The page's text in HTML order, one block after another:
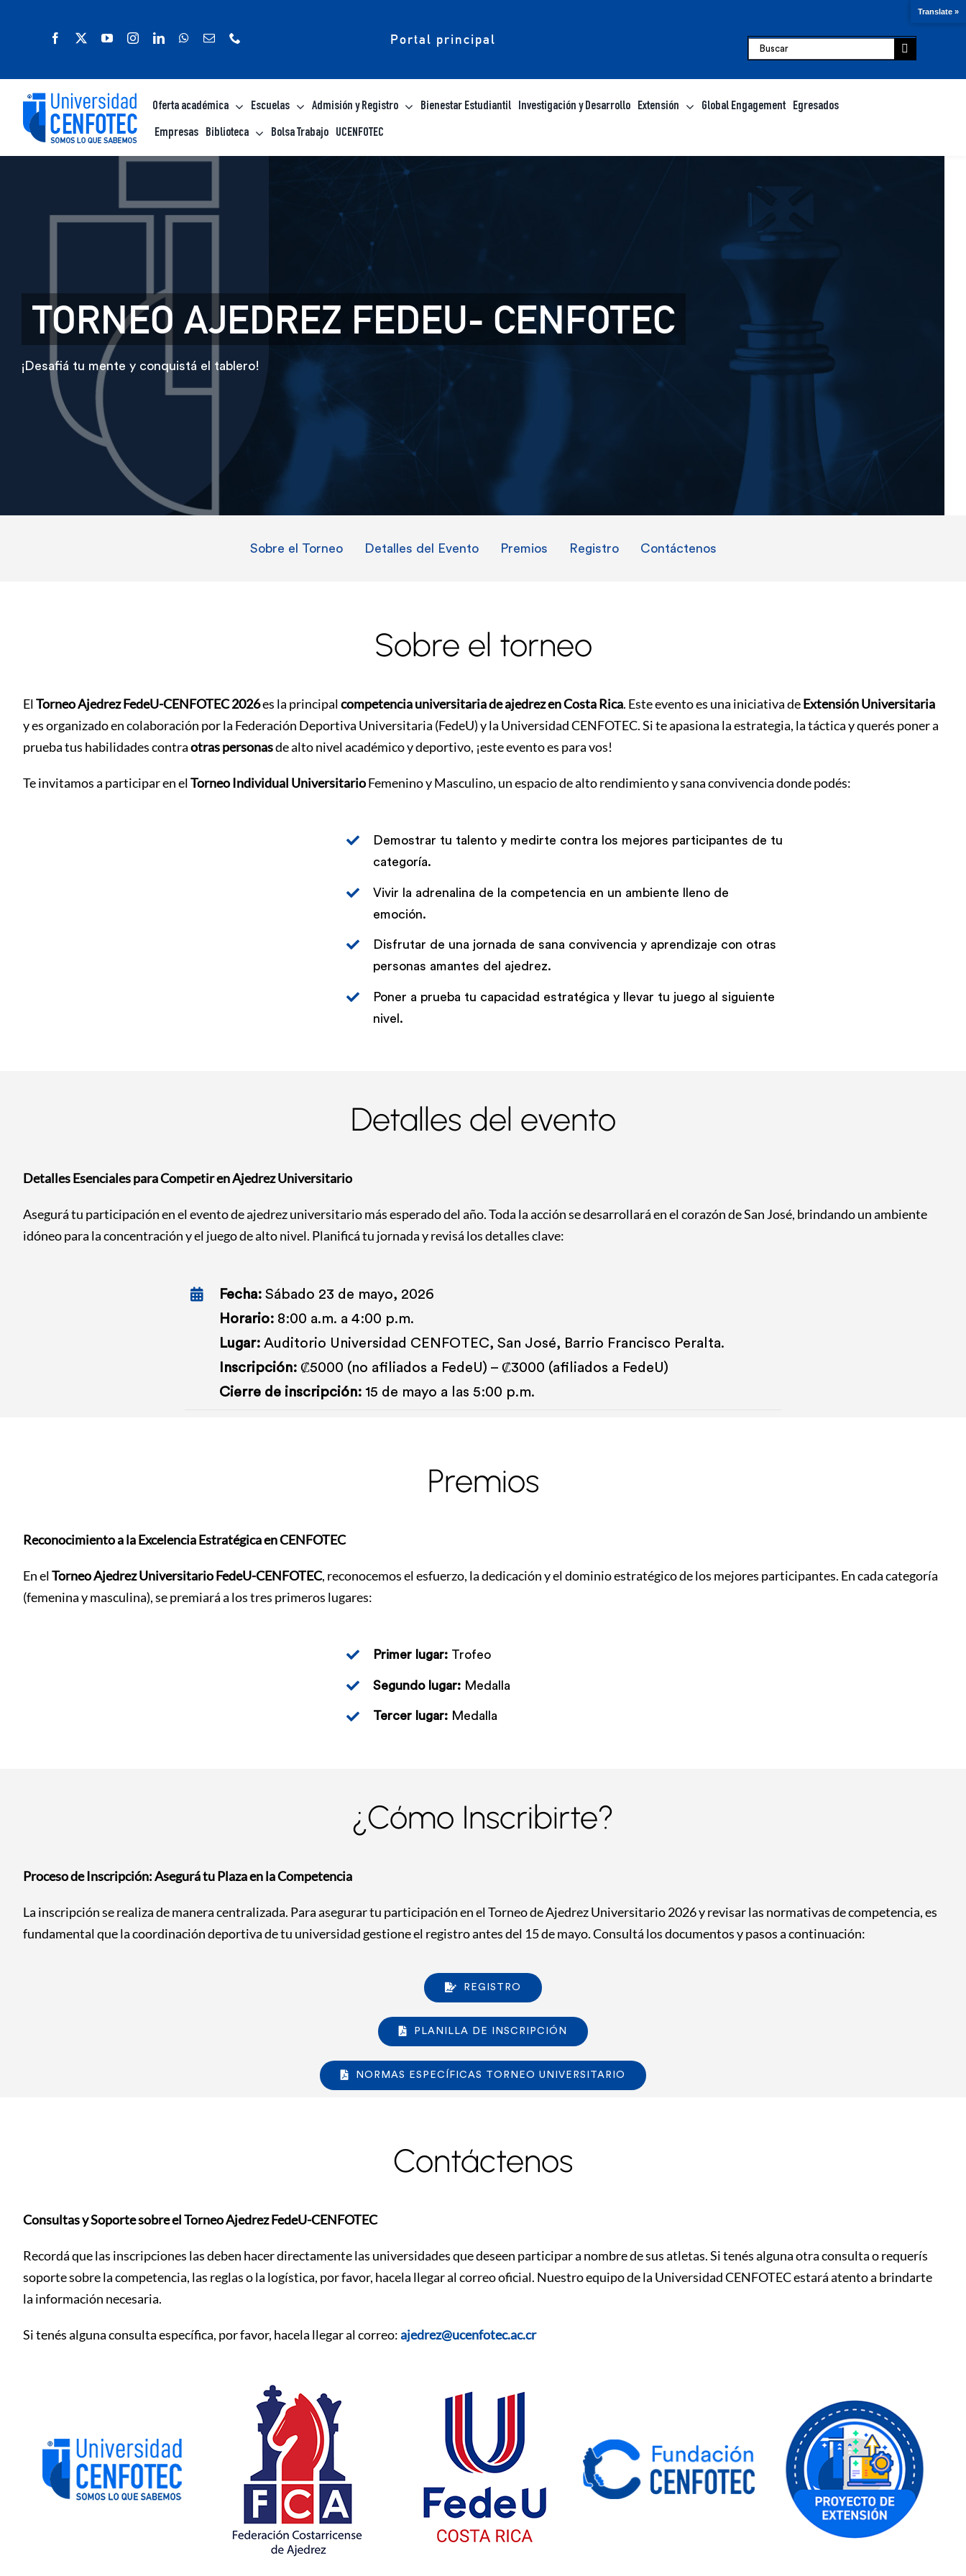
Portal principal
Buscar:
Oferta académica Escuelas Admisión y Registro Bienestar Estudiantil Investigación y Desarrollo Extensión Global Engagement Egresados
Empresas Biblioteca Bolsa Trabajo UCENFOTEC
TORNEO AJEDREZ FEDEU- CENFOTEC
¡Desafiá tu mente y conquistá el tablero!
Sobre el Torneo Detalles del Evento Premios Registro Contáctenos
Sobre el torneo
ElTorneo Ajedrez FedeU-CENFOTEC 2026es la principalcompetencia universitaria de ajedrez en Costa Rica. Este evento es una iniciativa deExtensión Universitaria
y es organizado en colaboración por la Federación Deportiva Universitaria (FedeU) y la Universidad CENFOTEC. Si te apasiona la estrategia, la táctica y querés poner a
prueba tus habilidades contraotras personasde alto nivel académico y deportivo, ¡este evento es para vos!
Te invitamos a participar en elTorneo Individual UniversitarioFemenino y Masculino, un espacio de alto rendimiento y sana convivencia donde podés:
Demostrar tu talento y medirte contra los mejores participantes de tu
categoría.
Vivir la adrenalina de la competencia en un ambiente lleno de
emoción.
Disfrutar de una jornada de sana convivencia y aprendizaje con otras
personas amantes del ajedrez.
Poner a prueba tu capacidad estratégica y llevar tu juego al siguiente
nivel.
Detalles del evento
Detalles Esenciales para Competir en Ajedrez Universitario
Asegurá tu participación en el evento de ajedrez universitario más esperado del año. Toda la acción se desarrollará en el corazón de San José, brindando un ambiente
idóneo para la concentración y el juego de alto nivel. Planificá tu jornada y revisá los detalles clave:
Fecha:Sábado 23 de mayo, 2026
Horario:8:00 a.m. a 4:00 p.m.
Lugar: Auditorio Universidad CENFOTEC, San José, Barrio Francisco Peralta.
Inscripción: ₡5000 (no afiliados a FedeU) – ₡3000 (afiliados a FedeU)
Cierre de inscripción: 15 de mayo a las 5:00 p.m.
Premios
Reconocimiento a la Excelencia Estratégica en CENFOTEC
En elTorneo Ajedrez Universitario FedeU-CENFOTEC, reconocemos el esfuerzo, la dedicación y el dominio estratégico de los mejores participantes. En cada categoría
(femenina y masculina), se premiará a los tres primeros lugares:
Primer lugar:Trofeo
Segundo lugar:Medalla
Tercer lugar:Medalla
¿Cómo Inscribirte?
Proceso de Inscripción: Asegurá tu Plaza en la Competencia
La inscripción se realiza de manera centralizada. Para asegurar tu participación en el Torneo de Ajedrez Universitario 2026 y revisar las normativas de competencia, es
fundamental que la coordinación deportiva de tu universidad gestione el registro antes del 15 de mayo. Consultá los documentos y pasos a continuación:
REGISTRO
PLANILLA DE INSCRIPCIÓN
NORMAS ESPECÍFICAS TORNEO UNIVERSITARIO
Contáctenos
Consultas y Soporte sobre el Torneo Ajedrez FedeU-CENFOTEC
Recordá que las inscripciones las deben hacer directamente las universidades que deseen participar a nombre de sus atletas. Si tenés alguna otra consulta o requerís
soporte sobre la competencia, las reglas o la logística, por favor, hacela llegar al correo oficial. Nuestro equipo de la Universidad CENFOTEC estará atento a brindarte
la información necesaria.
Si tenés alguna consulta específica, por favor, hacela llegar al correo:ajedrez@ucenfotec.ac.cr
Translate »